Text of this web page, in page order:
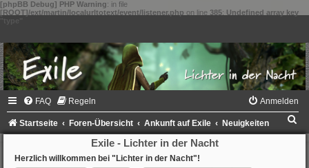
[phpBB Debug] PHP Warning: in file
[ROOT]/ext/martin/localurltotext/event/listener.php on line 385: Undefined array key
FAQ Regeln Anmelden
Startseite Foren-Übersicht Ankunft auf Exile Neuigkeiten
Exile - Lichter in der Nacht
Herzlich willkommen bei "Lichter in der Nacht"!